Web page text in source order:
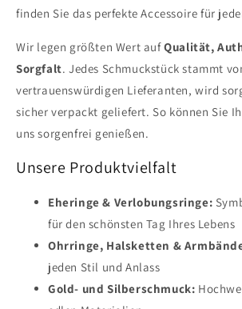
finden Sie das perfekte Accessoire für
Wir legen größten Wert aufQualität,
Sorgfalt. Jedes Schmuckstück stammt
vertrauenswürdigen Lieferanten, wird
sicher verpackt geliefert. So können Sie
uns sorgenfrei genießen.
Unsere Produktvielfalt
Eheringe & Verlobungsringe:
für den schönsten Tag Ihres Lebens
Ohrringe, Halsketten &
jeden Stil und Anlass
Gold- und Silberschmuck: